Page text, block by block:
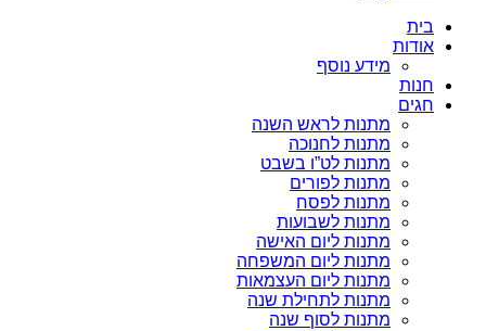
בית
אודות
מידע נוסף
חנות
חגים
מתנות לראש השנה
מתנות לחנוכה
מתנות לט”ו בשבט
מתנות לפורים
מתנות לפסח
מתנות לשבועות
מתנות ליום האישה
מתנות ליום המשפחה
מתנות ליום העצמאות
מתנות לתחילת שנה
מתנות לסוף שנה